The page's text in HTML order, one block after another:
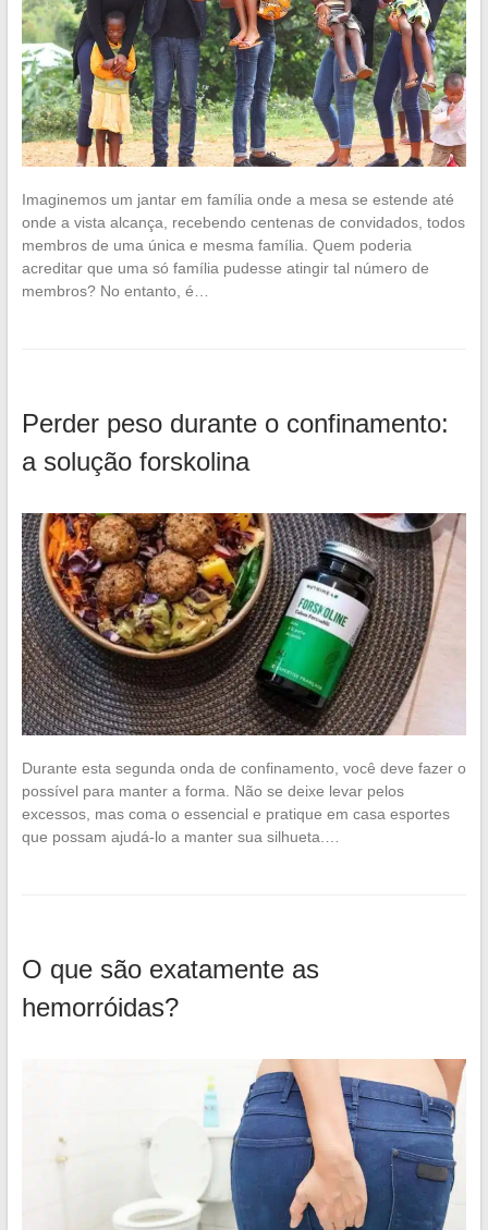
Imaginemos um jantar em família onde a mesa se estende até
onde a vista alcança, recebendo centenas de convidados, todos
membros de uma única e mesma família. Quem poderia
acreditar que uma só família pudesse atingir tal número de
membros? No entanto, é…
Perder peso durante o confinamento:
a solução forskolina
Durante esta segunda onda de confinamento, você deve fazer o
possível para manter a forma. Não se deixe levar pelos
excessos, mas coma o essencial e pratique em casa esportes
que possam ajudá-lo a manter sua silhueta.…
O que são exatamente as
hemorróidas?